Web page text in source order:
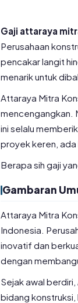
Gaji attaraya
Perusahaan
pencakar langit
menarik untuk
Attaraya Mitra
mencengangkan.
ini selalu
proyek keren, ada
Berapa sih gaji
Gambaran
Attaraya Mitra
Indonesia.
inovatif dan
dengan
Sejak awal
bidang